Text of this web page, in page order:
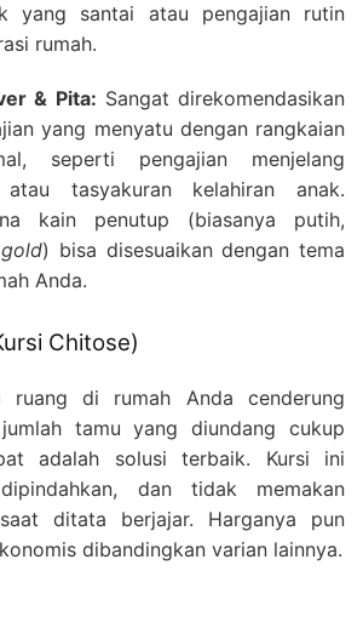
yang santai atau pengajian rutin
rumah.
& Pita: Sangat direkomendasikan
yang menyatu dengan rangkaian
seperti pengajian menjelang
atau tasyakuran kelahiran anak.
kain penutup (biasanya putih,
gold) bisa disesuaikan dengan tema
Anda.
Chitose)
ruang di rumah Anda cenderung
tamu yang diundang cukup
adalah solusi terbaik. Kursi ini
dan tidak memakan
ditata berjajar. Harganya pun
dibandingkan varian lainnya.